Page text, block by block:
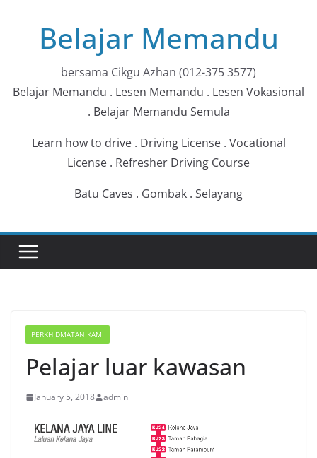
Belajar Memandu
bersama Cikgu Azhan (012-375 3577)
Belajar Memandu . Lesen Memandu . Lesen Vokasional
. Belajar Memandu Semula
Learn how to drive . Driving License . Vocational
License . Refresher Driving Course
Batu Caves . Gombak . Selayang
PERKHIDMATAN KAMI
Pelajar luar kawasan
January 5, 2018 admin